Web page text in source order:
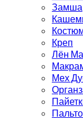
Замша
Креп
Лён
Мех